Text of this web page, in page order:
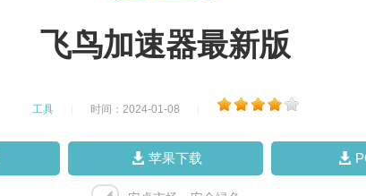
飞鸟加速器最新版
工具 时间：2024-01-08
苹果下载